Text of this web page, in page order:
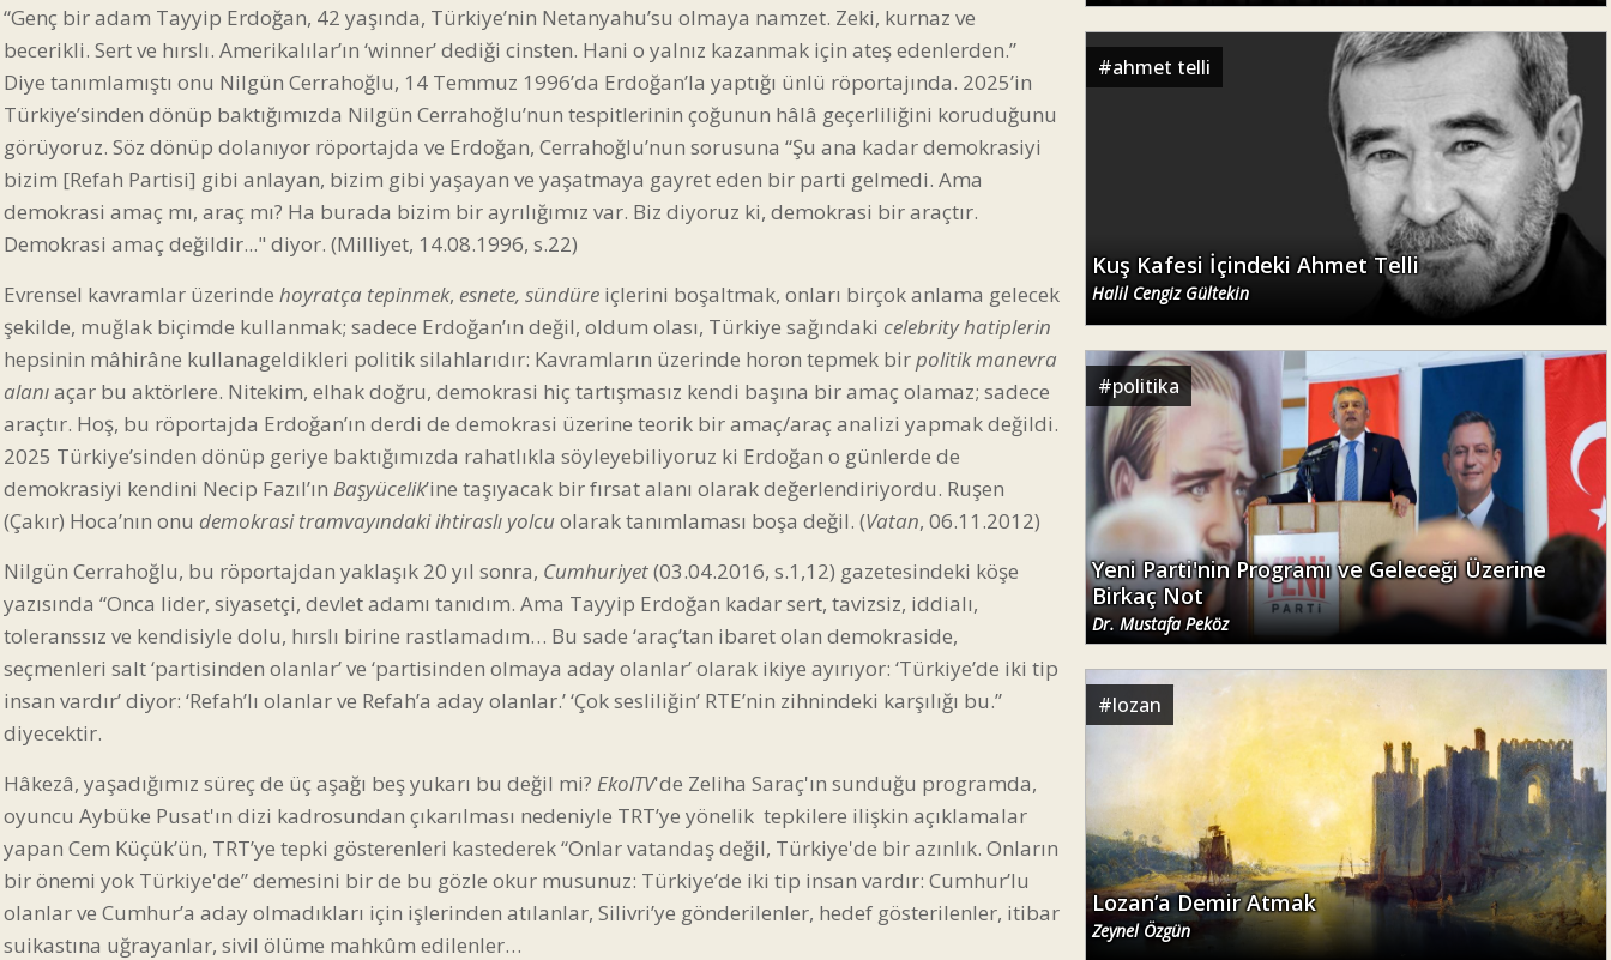
“Genç bir adam Tayyip Erdoğan, 42 yaşında, Türkiye’nin Netanyahu’su olmaya namzet. Zeki, kurnaz ve
becerikli. Sert ve hırslı. Amerikalılar’ın ‘winner’ dediği cinsten. Hani o yalnız kazanmak için ateş edenlerden.”
Diye tanımlamıştı onu Nilgün Cerrahoğlu, 14 Temmuz 1996’da Erdoğan’la yaptığı ünlü röportajında. 2025’in
Türkiye’sinden dönüp baktığımızda Nilgün Cerrahoğlu’nun tespitlerinin çoğunun hâlâ geçerliliğini koruduğunu
görüyoruz. Söz dönüp dolanıyor röportajda ve Erdoğan, Cerrahoğlu’nun sorusuna “Şu ana kadar demokrasiyi
bizim [Refah Partisi] gibi anlayan, bizim gibi yaşayan ve yaşatmaya gayret eden bir parti gelmedi. Ama
demokrasi amaç mı, araç mı? Ha burada bizim bir ayrılığımız var. Biz diyoruz ki, demokrasi bir araçtır.
Demokrasi amaç değildir..." diyor. (Milliyet, 14.08.1996, s.22)
Evrensel kavramlar üzerinde hoyratça tepinmek, esnete, sündüre içlerini boşaltmak, onları birçok anlama gelecek
şekilde, muğlak biçimde kullanmak; sadece Erdoğan’ın değil, oldum olası, Türkiye sağındaki celebrity hatiplerin
hepsinin mâhirâne kullanageldikleri politik silahlarıdır: Kavramların üzerinde horon tepmek birpolitikmanevra
alanıaçar bu aktörlere. Nitekim, elhak doğru, demokrasi hiç tartışmasız kendi başına bir amaç olamaz; sadece
araçtır. Hoş, bu röportajda Erdoğan’ın derdi de demokrasi üzerine teorik bir amaç/araç analizi yapmak değildi.
2025 Türkiye’sinden dönüp geriye baktığımızda rahatlıkla söyleyebiliyoruz ki Erdoğan o günlerde de
demokrasiyi kendini Necip Fazıl’ın Başyücelik’ine taşıyacak bir fırsat alanı olarak değerlendiriyordu. Ruşen
(Çakır) Hoca’nın onu demokrasi tramvayındaki ihtiraslı yolcuolarak tanımlaması boşa değil. (Vatan, 06.11.2012)
Nilgün Cerrahoğlu, bu röportajdan yaklaşık 20 yıl sonra, Cumhuriyet(03.04.2016, s.1,12) gazetesindeki köşe
yazısında “Onca lider, siyasetçi, devlet adamı tanıdım. Ama Tayyip Erdoğan kadar sert, tavizsiz, iddialı,
toleranssız ve kendisiyle dolu, hırslı birine rastlamadım… Bu sade ‘araç’tan ibaret olan demokraside,
seçmenleri salt ‘partisinden olanlar’ ve ‘partisinden olmaya aday olanlar’ olarak ikiye ayırıyor: ‘Türkiye’de iki tip
insan vardır’ diyor: ‘Refah’lı olanlar ve Refah’a aday olanlar.’ ‘Çok sesliliğin’ RTE’nin zihnindeki karşılığı bu.”
diyecektir.
Hâkezâ, yaşadığımız süreç de üç aşağı beş yukarı bu değil mi? EkolTV'de Zeliha Saraç'ın sunduğu programda,
oyuncu Aybüke Pusat'ın dizi kadrosundan çıkarılması nedeniyle TRT’ye yönelik tepkilere ilişkin açıklamalar
yapan Cem Küçük’ün, TRT’ye tepki gösterenleri kastederek “Onlar vatandaş değil, Türkiye'de bir azınlık. Onların
bir önemi yok Türkiye'de” demesini bir de bu gözle okur musunuz: Türkiye’de iki tip insan vardır: Cumhur’lu
olanlar ve Cumhur’a aday olmadıkları için işlerinden atılanlar, Silivri’ye gönderilenler, hedef gösterilenler, itibar
suikastına uğrayanlar, sivil ölüme mahkûm edilenler…
#ahmet telli
Kuş Kafesi İçindeki Ahmet Telli
Halil Cengiz Gültekin
#politika
Yeni Parti'nin Programı ve Geleceği Üzerine
Birkaç Not
Dr. Mustafa Peköz
#lozan
Lozan’a Demir Atmak
Zeynel Özgün